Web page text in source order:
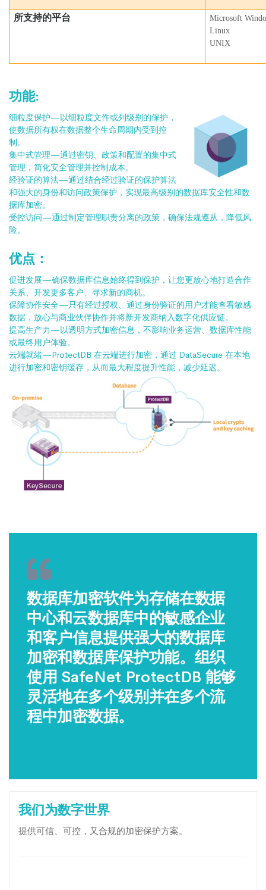
所支持的平台
Microsoft
Linux
UNIX
功能:
细粒度保护—以细粒度文件或列级别的保护，
使数据所有权在数据整个生命周期内受到控
制。
集中式管理—通过密钥、政策和配置的集中式
管理，简化安全管理并控制成本。
经验证的算法—通过结合经过验证的保护算法
和强大的身份和访问政策保护，实现最高级别的数据库安全性和数
据库加密。
受控访问—通过制定管理职责分离的政策，确保法规遵从，降低风
险。
优点：
促进发展—确保数据库信息始终得到保护，让您更放心地打造合作
关系、开发更多客户、寻求新的商机。
保障协作安全—只有经过授权、通过身份验证的用户才能查看敏感
数据，放心与商业伙伴协作并将新开发商纳入数字化供应链。
提高生产力—以透明方式加密信息，不影响业务运营、数据库性能
或最终用户体验。
云端就绪—ProtectDB 在云端进行加密，通过 DataSecure 在本地
进行加密和密钥缓存，从而最大程度提升性能，减少延迟。
数据库加密软件为存储在数据
中心和云数据库中的敏感企业
和客户信息提供强大的数据库
加密和数据库保护功能。组织
使用 SafeNet ProtectDB 能够
灵活地在多个级别并在多个流
程中加密数据。
我们为数字世界
提供可信、可控，又合规的加密保护方案。